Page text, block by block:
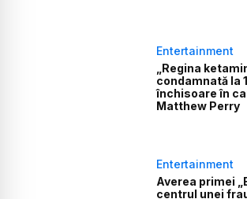
Entertainment
„Regina
condamnată la
închisoare în
Matthew Perry
Entertainment
Averea primei
centrul unei